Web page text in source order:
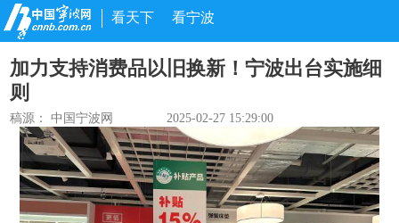
看天下 看宁波
加力支持消费品以旧换新！宁波出台实施细
则
稿源： 中国宁波网 2025-02-27 15:29:00